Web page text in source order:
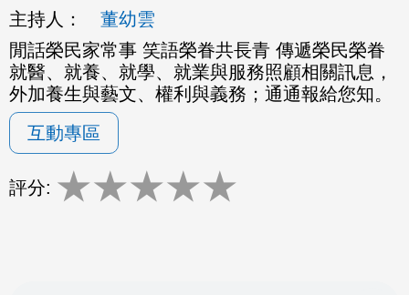
主持人：
董幼雲
閒話榮民家常事 笑語榮眷共長青 傳遞榮民榮眷
就醫、就養、就學、就業與服務照顧相關訊息，
外加養生與藝文、權利與義務；通通報給您知。
互動專區
評分: ★★★★★